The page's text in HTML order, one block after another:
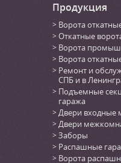
Продукция
Ворота
Откатные
Ворота
Ворота
Ремонт и
СПБ и в
Подъемные
гаража
Двери входные
Двери
Заборы
Распашные
Ворота